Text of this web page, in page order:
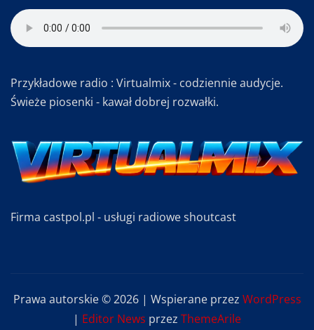
Przykładowe radio : Virtualmix - codziennie audycje.
Świeże piosenki - kawał dobrej rozwałki.
Firma castpol.pl - usługi radiowe shoutcast
Prawa autorskie © 2026 | Wspierane przez WordPress
| Editor News przez ThemeArile